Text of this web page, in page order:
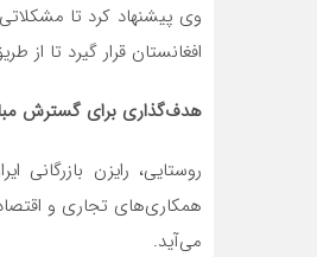
وی پیشنهاد کرد تا
افغانستان قرار گیرد تا از
هدف‌گذاری برای گسترش
روستایی، رایزن
همکاری‌های تجاری و
می‌آید.